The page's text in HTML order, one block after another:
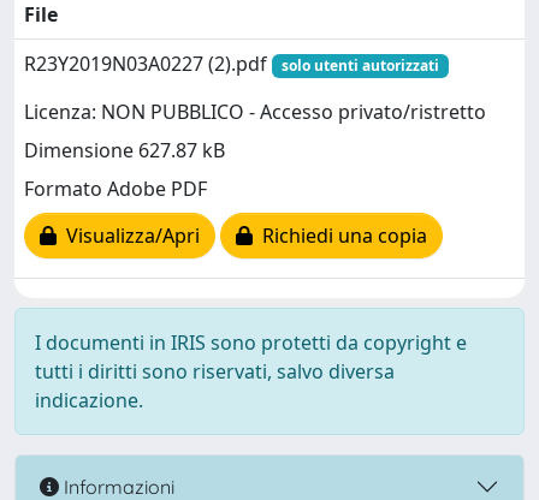
File
R23Y2019N03A0227 (2).pdf
solo utenti autorizzati
Licenza: NON PUBBLICO - Accesso privato/ristretto
Dimensione 627.87 kB
Formato Adobe PDF
Visualizza/Apri
Richiedi una copia
I documenti in IRIS sono protetti da copyright e
tutti i diritti sono riservati, salvo diversa
indicazione.
Informazioni